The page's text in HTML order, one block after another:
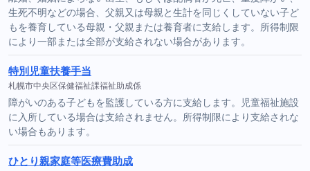
生死不明などの場合、父親又は母親と生計を同じくしていない子ど
もを養育している母親・父親または養育者に支給します。所得制限
により一部または全部が支給されない場合があります。
特別児童扶養手当
札幌市中央区保健福祉課福祉助成係
障がいのある子どもを監護している方に支給します。児童福祉施設
に入所している場合は支給されません。所得制限により支給されな
い場合もあります。
ひとり親家庭等医療費助成